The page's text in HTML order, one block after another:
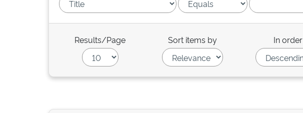
Results/Page Sort items by In order